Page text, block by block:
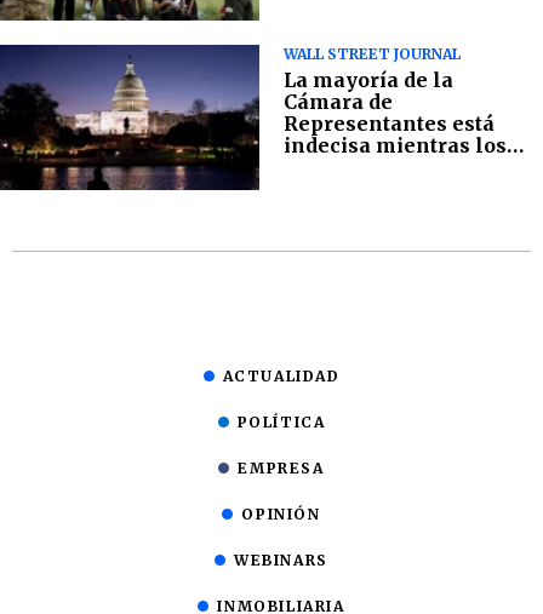
WALL STREET JOURNAL
La mayoría de la
Cámara de
Representantes está
indecisa mientras los
ACTUALIDAD
POLÍTICA
EMPRESA
OPINIÓN
WEBINARS
INMOBILIARIA